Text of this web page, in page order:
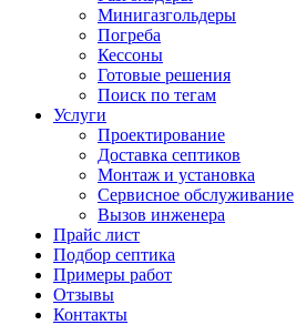
Минигазгольдеры
Погреба
Кессоны
Готовые решения
Поиск по тегам
Услуги
Проектирование
Доставка септиков
Монтаж и установка
Сервисное обслуживание
Вызов инженера
Прайс лист
Подбор септика
Примеры работ
Отзывы
Контакты